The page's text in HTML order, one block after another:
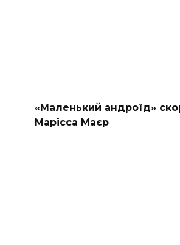
«Маленький андроїд»
Марісса Маєр